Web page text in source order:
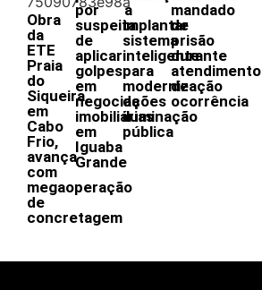
Obra
da
ETE
Praia
do
Siqueira,
em
Cabo
Frio,
avança
com
megaoperação
de
concretagem
por
suspeita
de
aplicar
golpes
em
negociações
imobiliárias
em
Iguaba
Grande
a
implantar
sistema
inteligente
para
modernização
da
iluminação
pública
mandado
de
prisão
durante
atendimento
de
ocorrência